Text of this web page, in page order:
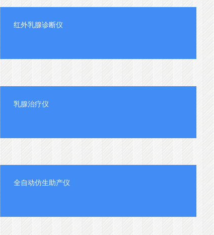
红外乳腺诊断仪
乳腺治疗仪
全自动仿生助产仪